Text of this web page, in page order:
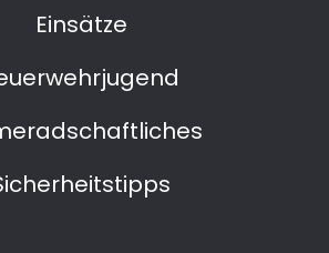
Einsätze